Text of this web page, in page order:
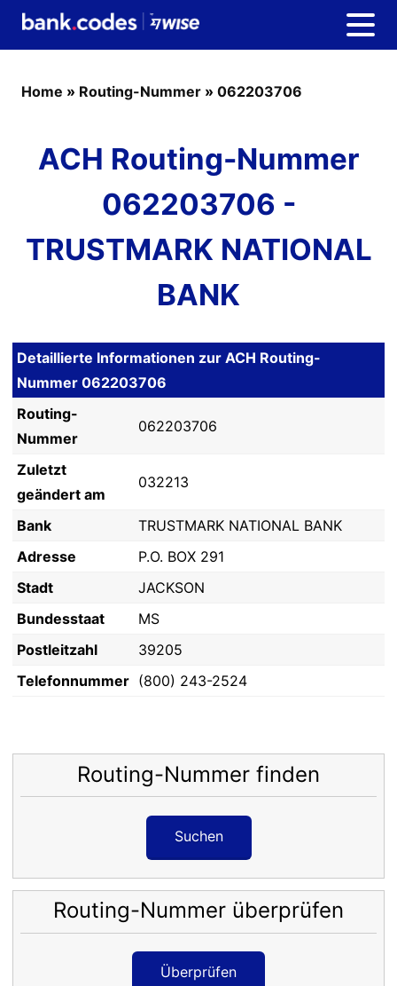
Home » Routing-Nummer » 062203706
ACH Routing-Nummer
062203706 -
TRUSTMARK NATIONAL
BANK
Detaillierte Informationen zur ACH Routing-
Nummer 062203706
Routing-
Nummer
062203706
Zuletzt
geändert am
032213
Bank
TRUSTMARK NATIONAL BANK
Adresse
P.O. BOX 291
Stadt
JACKSON
Bundesstaat
MS
Postleitzahl
39205
Telefonnummer (800) 243-2524
Routing-Nummer finden
Suchen
Routing-Nummer überprüfen
Überprüfen